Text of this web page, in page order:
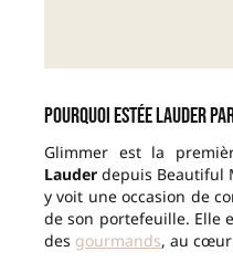
Pourquoi Estée Lauder
Glimmer est la
Lauder depuis Beautiful
y voit une occasion de
de son portefeuille. Elle
des gourmands, au cœur